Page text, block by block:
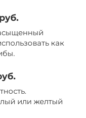
как
или желтый